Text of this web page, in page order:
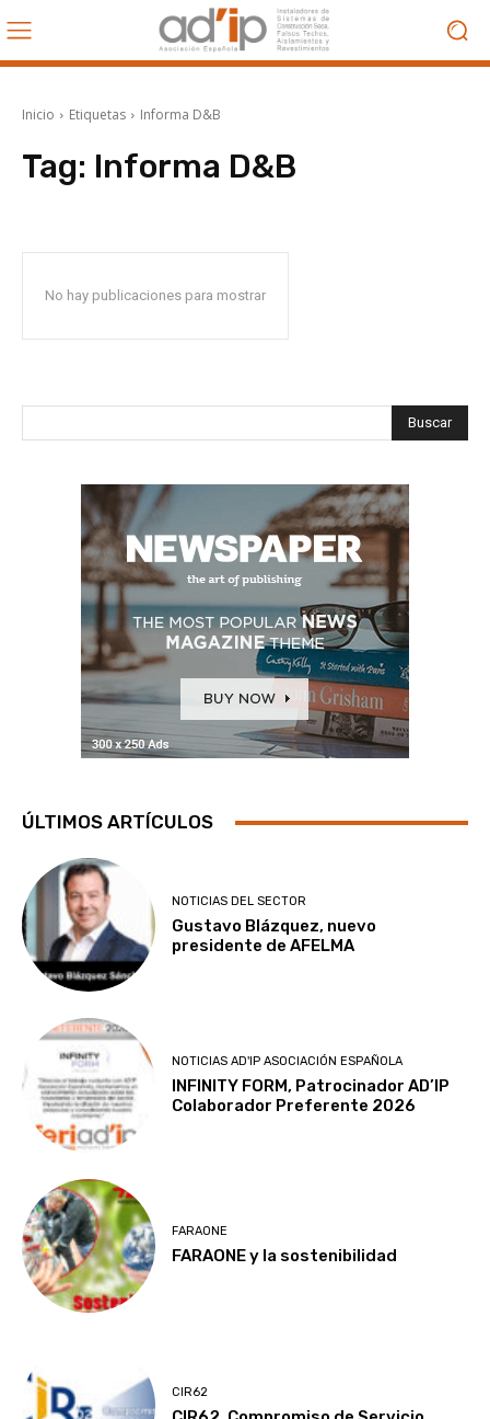
Inicio Etiquetas Informa D&B
Tag: Informa D&B
No hay publicaciones para mostrar
Buscar
ÚLTIMOS ARTÍCULOS
NOTICIAS DEL SECTOR
Gustavo Blázquez, nuevo
presidente de AFELMA
NOTICIAS AD'IP ASOCIACIÓN ESPAÑOLA
INFINITY FORM, Patrocinador AD’IP
Colaborador Preferente 2026
FARAONE
FARAONE y la sostenibilidad
CIR62